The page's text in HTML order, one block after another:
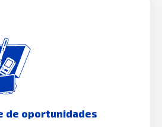
de oportunidades